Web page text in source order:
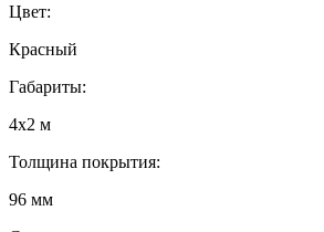
Цвет:
Красный
Габариты:
4х2 м
Толщина покрытия:
96 мм